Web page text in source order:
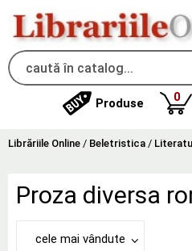
Produse 0
Librăriile Online / Beletristica /
Proza diversa
cele mai vândute